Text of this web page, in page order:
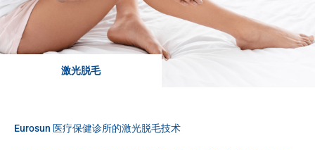
激光脱毛
Eurosun 医疗保健诊所的激光脱毛技术